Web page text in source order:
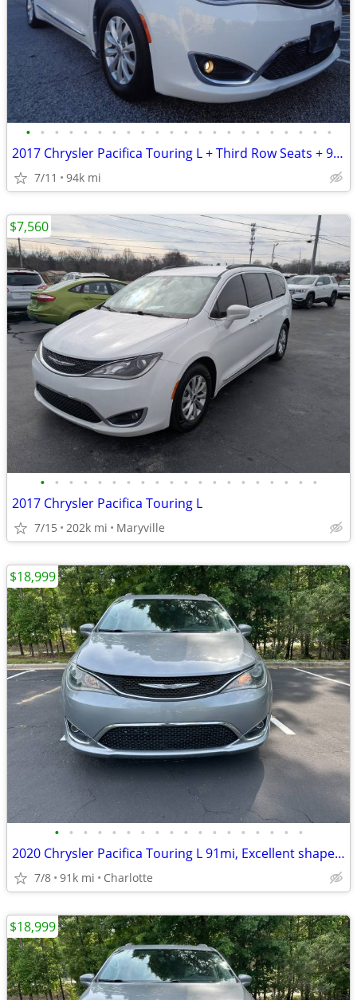
• • • • • • • • • • • • • • • • • • • • • •
2017 Chrysler Pacifica Touring L + Third Row Seats + 94,000 Miles
7/11 94k mi
• • • • • • • • • • • • • • • • • • • •
2017 Chrysler Pacifica Touring L
7/15 202k mi Maryville
$7,560
• • • • • • • • • • • • • • • • • •
2020 Chrysler Pacifica Touring L 91mi, Excellent shape! Make an offer!
7/8 91k mi Charlotte
$18,999
$18,999